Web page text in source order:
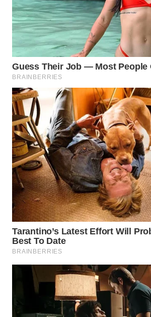
WN
KUNINGAN
WN
MAJALENGKA
WN
SUBANG
WN
SUKABUMI
WN
PURWAKARTA
WN
PRIANGAN
TIMUR
WN
SEMARANG